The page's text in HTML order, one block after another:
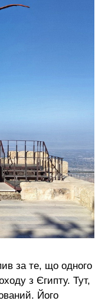
за те, що одного
з Єгипту. Тут,
Його